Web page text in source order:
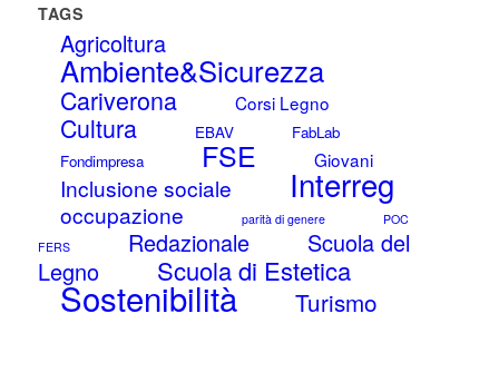
TAGS
Agricoltura
Ambiente&Sicurezza
Cariverona Corsi Legno
Cultura EBAV
FabLab
Fondimpresa
FSE Giovani
Inclusione sociale Interreg
occupazione parità di genere
POC
FERS
Redazionale
Scuola del
Legno
Scuola di Estetica
Sostenibilità Turismo